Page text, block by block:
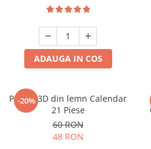
ADAUGA IN COS
-20%
Puzzle 3D din lemn Calendar
21 Piese
60 RON
48 RON